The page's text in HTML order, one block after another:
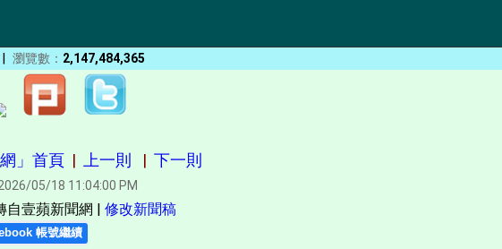
| 瀏覽數： 2,147,484,365
」首頁 | 上一則 | 下一則
05/18 11:04:00 PM
自壹蘋新聞網 | 修改新聞稿